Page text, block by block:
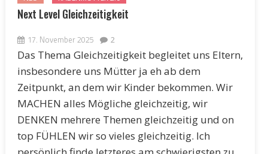
Next Level Gleichzeitigkeit
17. November 2025 2
Das Thema Gleichzeitigkeit begleitet uns Eltern,
insbesondere uns Mütter ja eh ab dem
Zeitpunkt, an dem wir Kinder bekommen. Wir
MACHEN alles Mögliche gleichzeitig, wir
DENKEN mehrere Themen gleichzeitig und on
top FÜHLEN wir so vieles gleichzeitig. Ich